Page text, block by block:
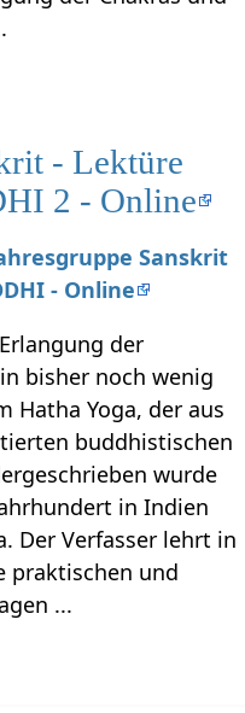
- Lektüre
2 - Online
Sanskrit
- Online
der
bisher noch wenig
Hatha Yoga, der aus
buddhistischen
wurde
in Indien
Der Verfasser lehrt in
praktischen und
...